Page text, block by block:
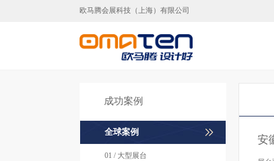
欧马腾会展科技（上海）有限公司
成功案例
全球案例
01 / 大型展台
安